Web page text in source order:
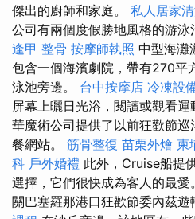
傑出的廚師和家庭。 私人居家
公司有兩個度假勝地風格的游泳
逢甲 整骨 按摩師執照 中型海灘
包含一個海濱劇院，帶有270平
泳池旁邊。 台中按摩店 冷凍設
屏幕上曬日光浴，閱讀或觀看
華魔術公司提供了以前狂歡節
餐網站。 筋骨整復 苗栗外燴 柬
科 戶外婚禮 此外，Cruise船提
選擇，它們很快成為客人的最愛
關巴塞羅那港口狂歡節委內茲遊